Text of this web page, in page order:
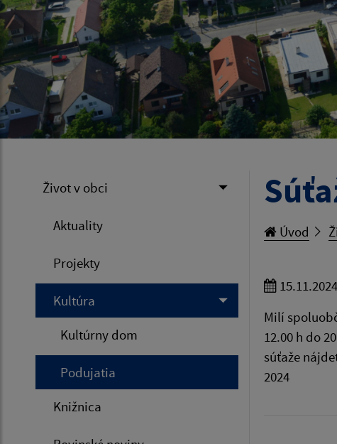
Život v obci
Aktuality
Projekty
Kultúra
Kultúrny dom
Podujatia
Knižnica
Úvod
15.11.2024
Milí
12.00 h do
súťaže
2024